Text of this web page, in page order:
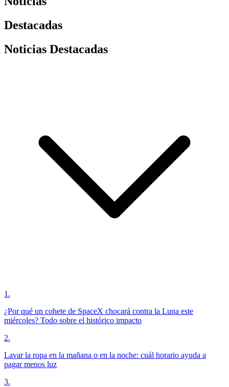
Destacadas
Noticias Destacadas
1 .
¿Por qué un cohete de SpaceX chocará contra la Luna este
miércoles? Todo sobre el histórico impacto
2.
Lavar la ropa en la mañana o en la noche: cuál horario ayuda a
pagar menos luz
3.